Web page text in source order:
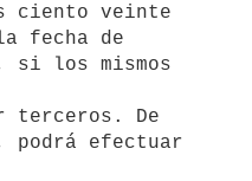
ciento veinte
fecha de
si los mismos
terceros. De
podrá efectuar